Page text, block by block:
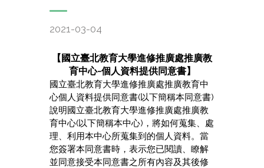
2021-03-04
【國立臺北教育大學進修推廣處推廣教
育中心-個人資料提供同意書】
國立臺北教育大學進修推廣處推廣教育中
心個人資料提供同意書(以下簡稱本同意書)
說明國立臺北教育大學進修推廣處推廣教
育中心(以下簡稱本中心)，將如何蒐集、處
理、利用本中心所蒐集到的個人資料。當
您簽署本同意書時，表示您已閱讀、瞭解
並同意接受本同意書之所有內容及其後修